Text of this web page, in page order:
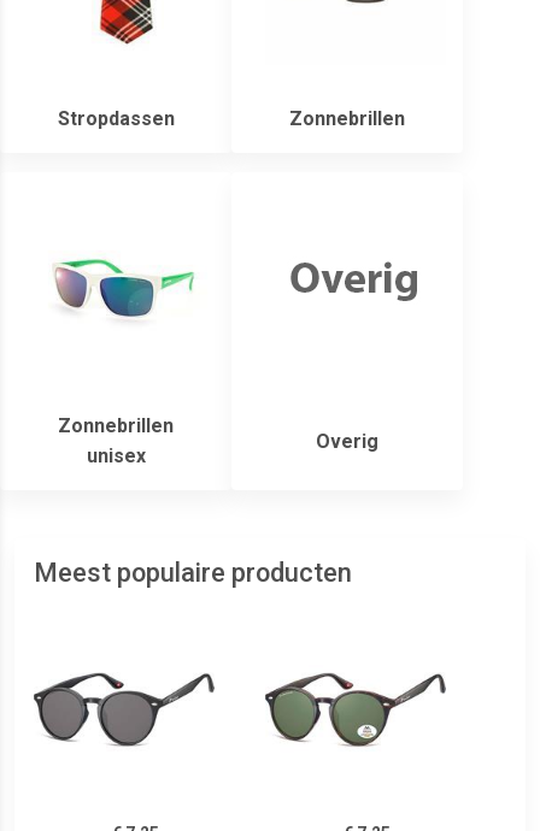
Stropdassen Zonnebrillen
Zonnebrillen
unisex
Overig
Meest populaire producten